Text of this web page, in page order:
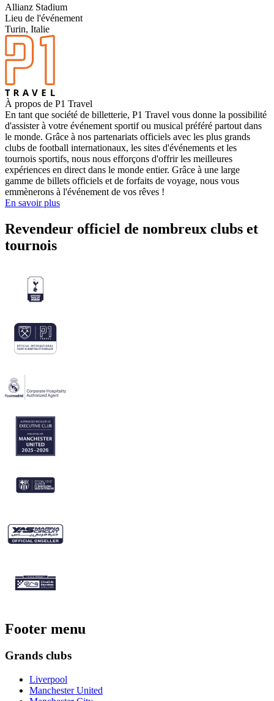
Allianz Stadium
Lieu de l'événement
Turin, Italie
À propos de P1 Travel
En tant que société de billetterie, P1 Travel vous donne la possibilité
d'assister à votre événement sportif ou musical préféré partout dans
le monde. Grâce à nos partenariats officiels avec les plus grands
clubs de football internationaux, les sites d'événements et les
tournois sportifs, nous nous efforçons d'offrir les meilleures
expériences en direct dans le monde entier. Grâce à une large
gamme de billets officiels et de forfaits de voyage, nous vous
emmènerons à l'événement de vos rêves !
En savoir plus
Revendeur officiel de nombreux clubs et
tournois
Footer menu
Grands clubs
Liverpool
Manchester United